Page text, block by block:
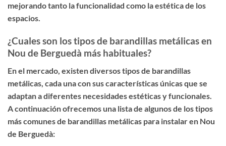
mejorando tanto la funcionalidad como la estética de los
espacios.
¿Cuales son los tipos de barandillas metálicas en
Nou de Berguedà más habituales?
En el mercado, existen diversos tipos de barandillas
metálicas, cada una con sus características únicas que se
adaptan a diferentes necesidades estéticas y funcionales.
A continuación ofrecemos una lista de algunos de los tipos
más comunes de barandillas metálicas para instalar en Nou
de Berguedà: